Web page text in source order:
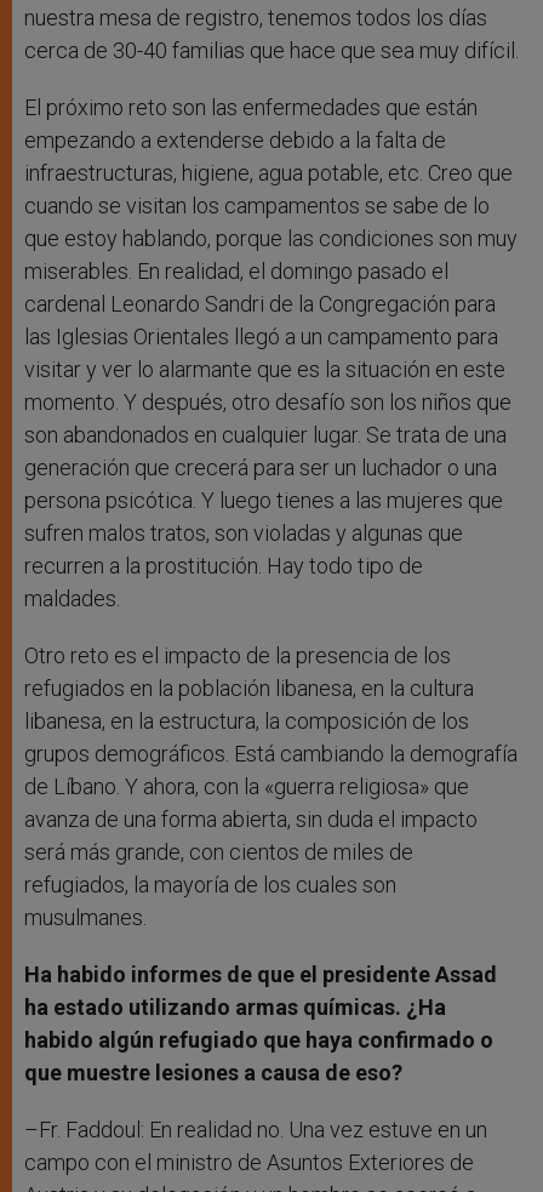
nuestra mesa de registro, tenemos todos los días
cerca de 30-40 familias que hace que sea muy difícil.
El próximo reto son las enfermedades que están
empezando a extenderse debido a la falta de
infraestructuras, higiene, agua potable, etc. Creo que
cuando se visitan los campamentos se sabe de lo
que estoy hablando, porque las condiciones son muy
miserables. En realidad, el domingo pasado el
cardenal Leonardo Sandri de la Congregación para
las Iglesias Orientales llegó a un campamento para
visitar y ver lo alarmante que es la situación en este
momento. Y después, otro desafío son los niños que
son abandonados en cualquier lugar. Se trata de una
generación que crecerá para ser un luchador o una
persona psicótica. Y luego tienes a las mujeres que
sufren malos tratos, son violadas y algunas que
recurren a la prostitución. Hay todo tipo de
maldades.
Otro reto es el impacto de la presencia de los
refugiados en la población libanesa, en la cultura
libanesa, en la estructura, la composición de los
grupos demográficos. Está cambiando la demografía
de Líbano. Y ahora, con la «guerra religiosa» que
avanza de una forma abierta, sin duda el impacto
será más grande, con cientos de miles de
refugiados, la mayoría de los cuales son
musulmanes.
Ha habido informes de que el presidente Assad
ha estado utilizando armas químicas. ¿Ha
habido algún refugiado que haya confirmado o
que muestre lesiones a causa de eso?
–Fr. Faddoul: En realidad no. Una vez estuve en un
campo con el ministro de Asuntos Exteriores de